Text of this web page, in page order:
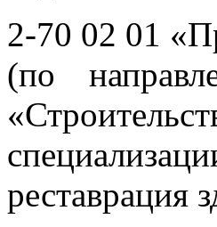
2-70 02 01
(по
реставрация